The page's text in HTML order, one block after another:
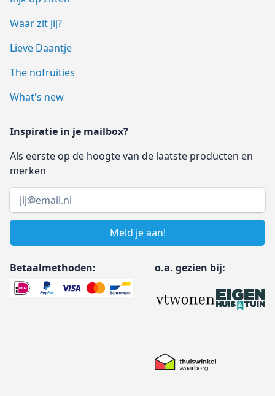
Waar zit jij?
Lieve Daantje
The nofruities
What's new
Inspiratie in je mailbox?
Als eerste op de hoogte van de laatste producten en
merken
Email address
Meld je aan!
Betaalmethoden: o.a. gezien bij: